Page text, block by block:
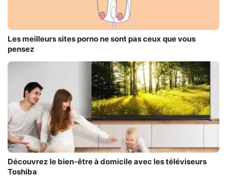
Les meilleurs sites porno ne sont pas ceux que vous
pensez
Découvrez le bien-être à domicile avec les téléviseurs
Toshiba